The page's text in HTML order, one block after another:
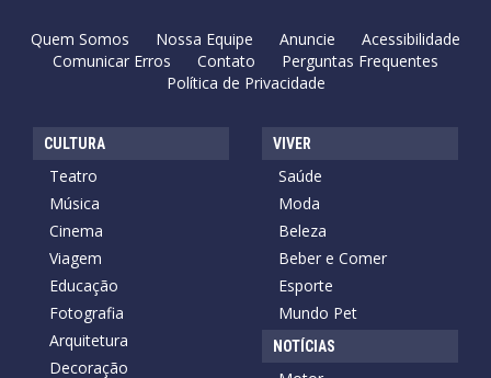
Quem Somos Nossa Equipe Anuncie
Acessibilidade
Comunicar Erros
Contato
Perguntas Frequentes
Política de Privacidade
CULTURA
Teatro
Música
Cinema
Viagem
Educação
Fotografia
Arquitetura
Decoração
VIVER
Saúde
Moda
Beleza
Beber e Comer
Esporte
Mundo Pet
NOTÍCIAS